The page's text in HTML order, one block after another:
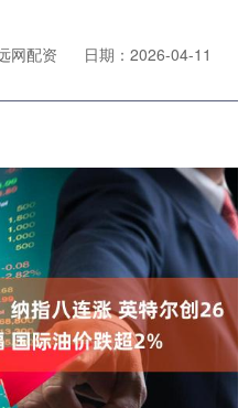
网配资
日期：2026-04-11